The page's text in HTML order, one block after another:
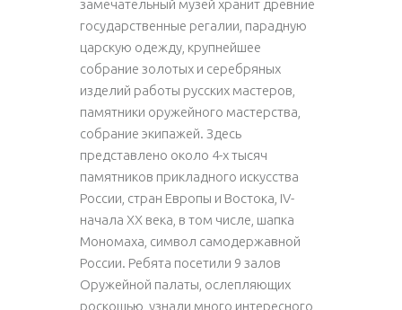
замечательный музей хранит древние
государственные регалии, парадную
царскую одежду, крупнейшее
собрание золотых и серебряных
изделий работы русских мастеров,
памятники оружейного мастерства,
собрание экипажей. Здесь
представлено около 4-х тысяч
памятников прикладного искусства
России, стран Европы и Востока, IV-
начала XX века, в том числе, шапка
Мономаха, символ самодержавной
России. Ребята посетили 9 залов
Оружейной палаты, ослепляющих
роскошью, узнали много интересного